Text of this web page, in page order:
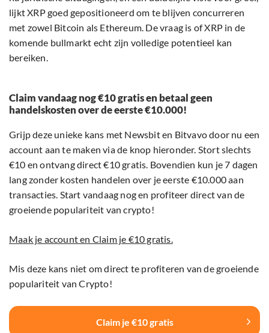
lijkt XRP goed gepositioneerd om te blijven concurreren
met zowel Bitcoin als Ethereum. De vraag is of XRP in de
komende bullmarkt echt zijn volledige potentieel kan
bereiken.
Claim vandaag nog €10 gratis en betaal geen
handelskosten over de eerste €10.000!
Grijp deze unieke kans met Newsbit en Bitvavo door nu een
account aan te maken via de knop hieronder. Stort slechts
€10 en ontvang direct €10 gratis. Bovendien kun je 7 dagen
lang zonder kosten handelen over je eerste €10.000 aan
transacties. Start vandaag nog en profiteer direct van de
groeiende populariteit van crypto!
Maak je account en Claim je €10 gratis.
Mis deze kans niet om direct te profiteren van de groeiende
populariteit van Crypto!
Claim je €10 gratis